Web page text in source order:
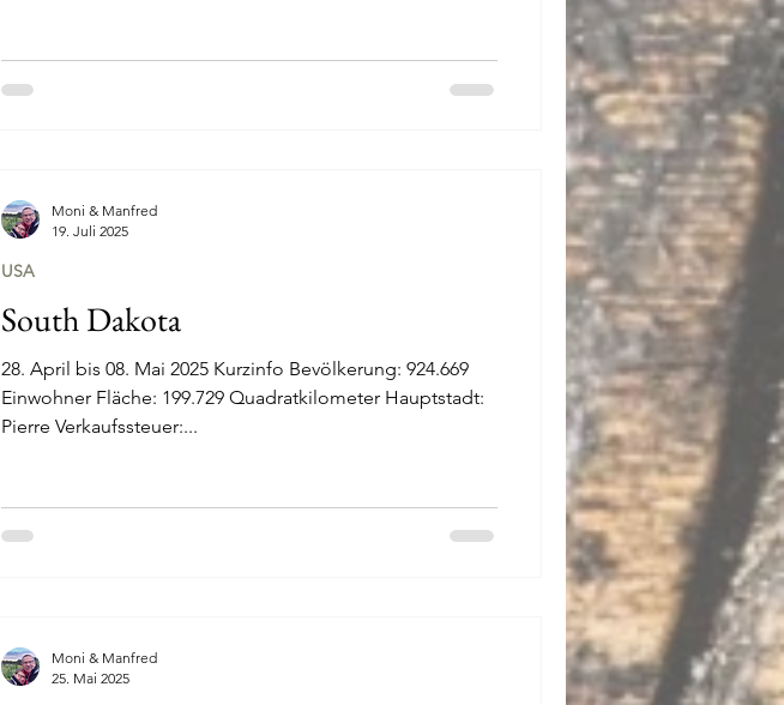
South Dakota
28. April bis 08. Mai 2025 Kurzinfo Bevölkerung: 924.669
Einwohner Fläche: 199.729 Quadratkilometer Hauptstadt:
Pierre Verkaufssteuer:...
USA
Moni & Manfred
19. Juli 2025
Moni & Manfred
25. Mai 2025